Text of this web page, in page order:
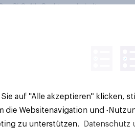
PLC. Alle Rechte vorbehalten.
Sie auf "Alle akzeptieren" klicken,
die Websitenavigation und -
zu unterstützen.
Datenschutz